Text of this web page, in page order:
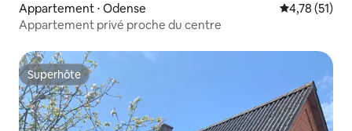
Appartement ⋅ Odense Évaluation
4,78 (51)
Appartement privé proche du centre
Superhôte
Superhôte